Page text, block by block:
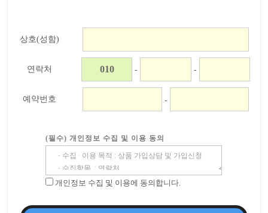
상호(성함)
연락처 - -
예약번호 -
(필수) 개인정보 수집 및 이용 동의
개인정보 수집 및 이용에 동의합니다.